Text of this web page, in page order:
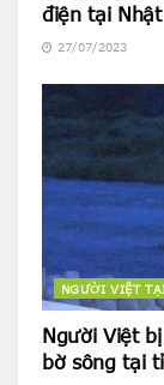
điện tại Nhật
27/07/2023
NGƯỜI VIỆT
Người Việt
bờ sông tại